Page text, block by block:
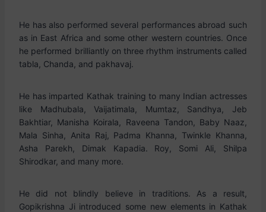
He has also performed several performances abroad such
as in East Africa and some other western countries. Once
he performed brilliantly on three rhythm instruments called
tabla, Chanda, and pakhavaj.
He has imparted Kathak training to many Indian actresses
like Madhubala, Vaijatimala, Mumtaz, Sandhya, Jeb
Bakhtiar, Manisha Koirala, Raveena Tandon, Baby Naaz,
Mala Sinha, Anita Raj, Padma Khanna, Twinkle Khanna,
Asha Parekh, Dimak Kapadia. Roy, Somi Ali, Shilpa
Shirodkar, and many more.
He did not blindly believe in traditions. As a result,
Gopikrishna Ji introduced some new elements in Kathak